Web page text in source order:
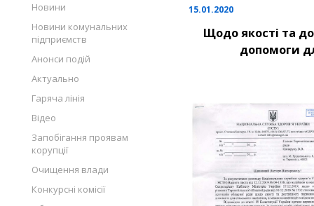
Новини
Новини комунальних
підприємств
Анонси подій
Актуально
Гаряча лінія
Відео
Запобігання проявам
корупції
Очищення влади
Конкурсні комісії
15.01.2020
Щодо якості та
допомоги